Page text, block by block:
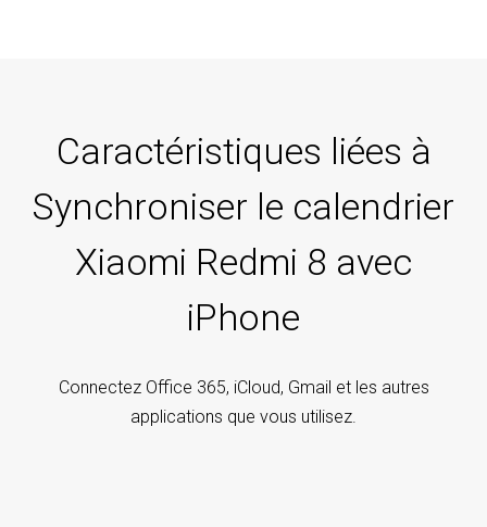
Caractéristiques liées à
Synchroniser le calendrier
Xiaomi Redmi 8 avec
iPhone
Connectez Office 365, iCloud, Gmail et les autres
applications que vous utilisez.